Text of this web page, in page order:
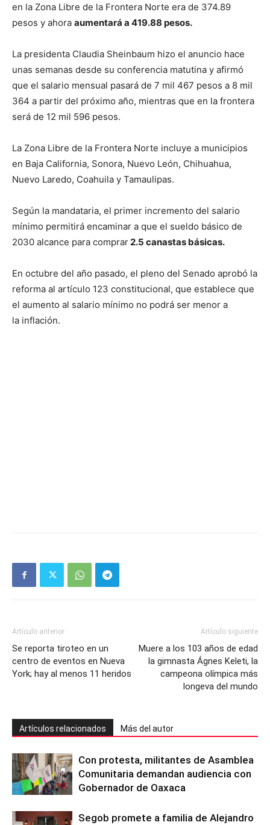
en la Zona Libre de la Frontera Norte era de 374.89
pesos y ahora aumentará a 419.88 pesos.
La presidenta Claudia Sheinbaum hizo el anuncio hace
unas semanas desde su conferencia matutina y afirmó
que el salario mensual pasará de 7 mil 467 pesos a 8 mil
364 a partir del próximo año, mientras que en la frontera
será de 12 mil 596 pesos.
La Zona Libre de la Frontera Norte incluye a municipios
en Baja California, Sonora, Nuevo León, Chihuahua,
Nuevo Laredo, Coahuila y Tamaulipas.
Según la mandataria, el primer incremento del salario
mínimo permitirá encaminar a que el sueldo básico de
2030 alcance para comprar2.5 canastas básicas.
En octubre del año pasado, el pleno del Senado aprobó la
reforma al artículo 123 constitucional, que establece que
el aumento al salario mínimo no podrá ser menor a
la inflación.
Artículo anterior
Se reporta tiroteo en un
centro de eventos en Nueva
York; hay al menos 11 heridos
Artículo siguiente
Muere a los 103 años de edad
la gimnasta Ágnes Keleti, la
campeona olímpica más
longeva del mundo
Artículos relacionados Más del autor
Con protesta, militantes de Asamblea
Comunitaria demandan audiencia con
Gobernador de Oaxaca
Segob promete a familia de Alejandro